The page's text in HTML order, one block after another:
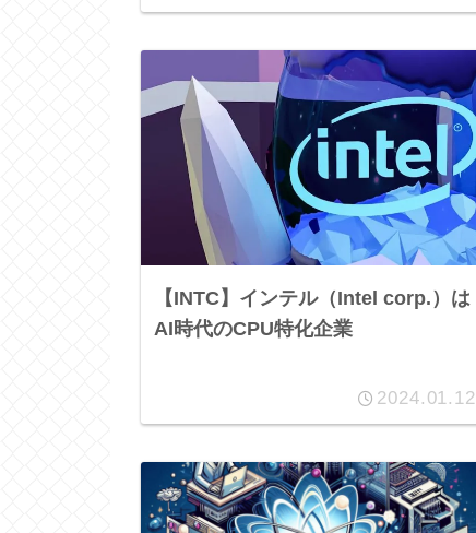
【INTC】インテル（Intel corp.）は
AI時代のCPU特化企業
2024.01.12